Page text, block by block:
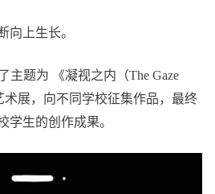
向上生长。
主题为 《凝视之内（The Gaze
术展，向不同学校征集作品，最终
学生的创作成果。